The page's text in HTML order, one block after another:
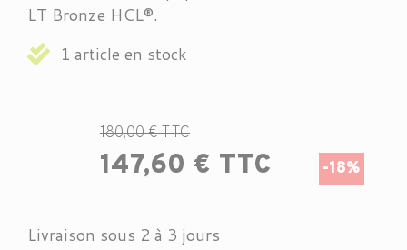
LT Bronze HCL®.
1 article en stock
180,00 € TTC
147,60 € TTC -18%
Livraison sous 2 à 3 jours